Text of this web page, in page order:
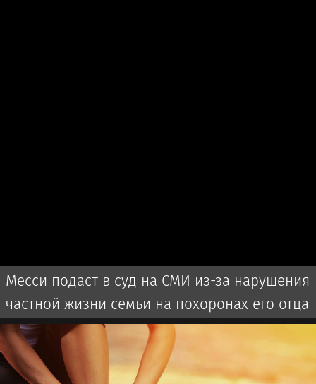
Месси подаст в суд на СМИ из-за нарушения
частной жизни семьи на похоронах его отца